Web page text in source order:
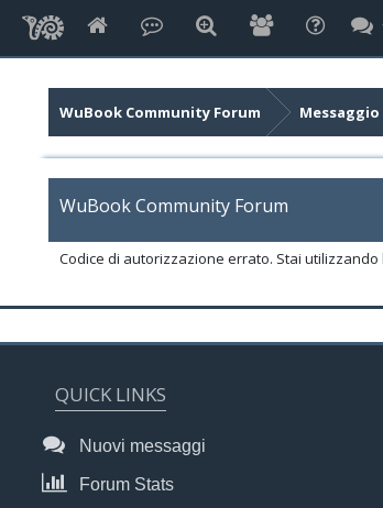
WuBook Community Forum
WuBook Community Forum
Codice di autorizzazione errato. Stai
QUICK LINKS
Nuovi messaggi
Forum Stats